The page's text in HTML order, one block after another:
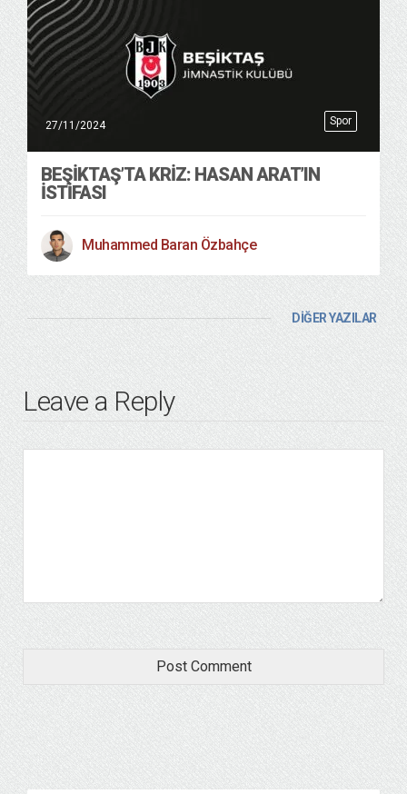
Spor
27/11/2024
BEŞİKTAŞ’TA KRİZ: HASAN ARAT’IN
İSTİFASI
Muhammed Baran Özbahçe
DİĞER YAZILAR
Leave a Reply